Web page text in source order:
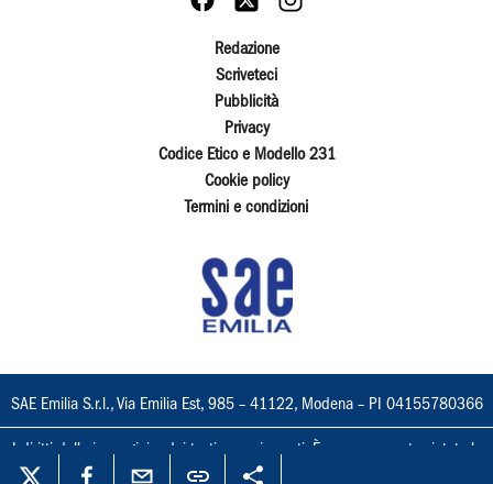
Redazione
Scriveteci
Pubblicità
Privacy
Codice Etico e Modello 231
Cookie policy
Termini e condizioni
SAE Emilia S.r.l., Via Emilia Est, 985 – 41122, Modena – PI 04155780366
I diritti delle immagini e dei testi sono riservati. È espressamente vietata la
loro riproduzione con qualsiasi mezzo e l'adattamento totale o parziale.